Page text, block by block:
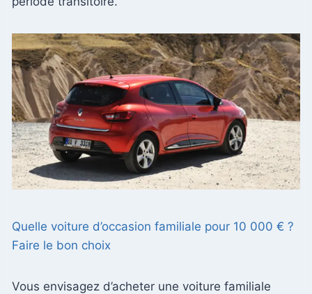
Quelle voiture d’occasion familiale pour 10 000 € ?
Faire le bon choix
Vous envisagez d’acheter une voiture familiale